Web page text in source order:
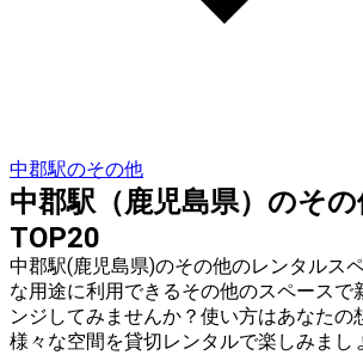
中郡駅のその他
中郡駅（鹿児島県）のそ
TOP20
中郡駅(鹿児島県)のその他のレンタルス
な用途に利用できるその他のスペースで
ンジしてみませんか？使い方はあなたの
様々な空間を貸切レンタルで楽しみまし